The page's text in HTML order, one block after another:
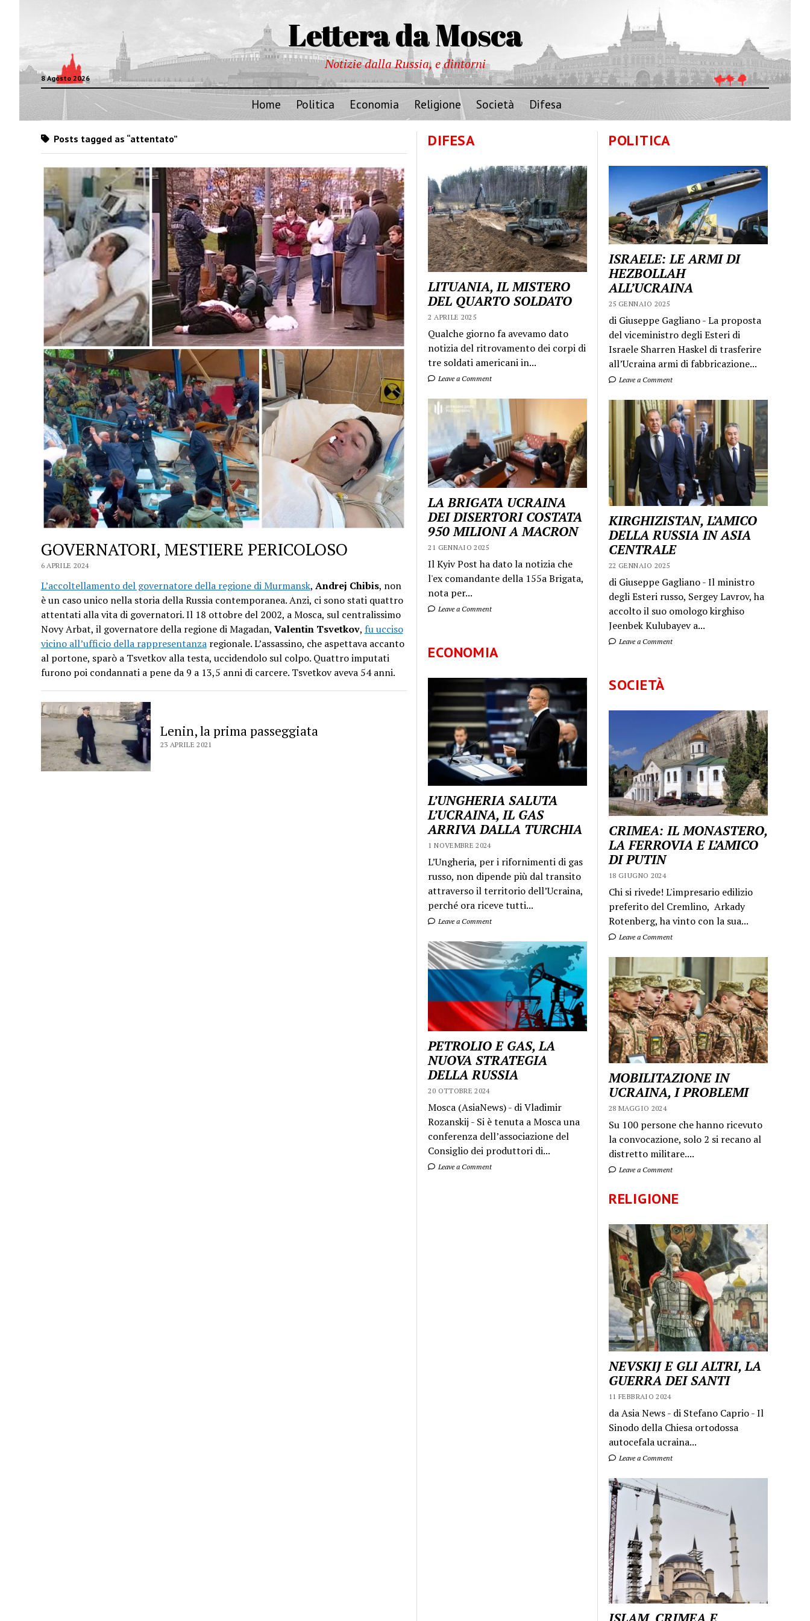
Lettera da Mosca
8 Agosto 2026
Notizie dalla Russia, e dintorni
Home Politica Economia Religione Società Difesa
POLITICA
ISRAELE: LE ARMI DI
HEZBOLLAH
ALL’UCRAINA
25 GENNAIO 2025
di Giuseppe Gagliano - La proposta
del viceministro degli Esteri di
Israele Sharren Haskel di trasferire
all’Ucraina armi di fabbricazione...
Leave a Comment
KIRGHIZISTAN, L’AMICO
DELLA RUSSIA IN ASIA
CENTRALE
22 GENNAIO 2025
di Giuseppe Gagliano - Il ministro
degli Esteri russo, Sergey Lavrov, ha
accolto il suo omologo kirghiso
Jeenbek Kulubayev a...
Leave a Comment
SOCIETÀ
CRIMEA: IL MONASTERO,
LA FERROVIA E L’AMICO
DI PUTIN
18 GIUGNO 2024
Chi si rivede! L'impresario edilizio
preferito del Cremlino, Arkady
Rotenberg, ha vinto con la sua...
Leave a Comment
MOBILITAZIONE IN
UCRAINA, I PROBLEMI
28 MAGGIO 2024
Su 100 persone che hanno ricevuto
la convocazione, solo 2 si recano al
distretto militare....
Leave a Comment
RELIGIONE
NEVSKIJ E GLI ALTRI, LA
GUERRA DEI SANTI
11 FEBBRAIO 2024
da Asia News - di Stefano Caprio - Il
Sinodo della Chiesa ortodossa
autocefala ucraina...
Leave a Comment
Posts tagged as “attentato”
GOVERNATORI, MESTIERE PERICOLOSO
6 APRILE 2024
L’accoltellamento del governatore della regione di Murmansk, Andrej Chibis, non
è un caso unico nella storia della Russia contemporanea. Anzi, ci sono stati quattro
attentati alla vita di governatori. Il 18 ottobre del 2002, a Mosca, sul centralissimo
Novy Arbat, il governatore della regione di Magadan, Valentin Tsvetkov, fu ucciso
vicino all’ufficio della rappresentanzaregionale. L’assassino, che aspettava accanto
al portone, sparò a Tsvetkov alla testa, uccidendolo sul colpo. Quattro imputati
furono poi condannati a pene da 9 a 13,5 anni di carcere. Tsvetkov aveva 54 anni.
Lenin, la prima passeggiata
23 APRILE 2021
DIFESA
LITUANIA, IL MISTERO
DEL QUARTO SOLDATO
2 APRILE 2025
Qualche giorno fa avevamo dato
notizia del ritrovamento dei corpi di
tre soldati americani in...
Leave a Comment
LA BRIGATA UCRAINA
DEI DISERTORI COSTATA
950 MILIONI A MACRON
21 GENNAIO 2025
Il Kyiv Post ha dato la notizia che
l'ex comandante della 155a Brigata,
nota per...
Leave a Comment
ECONOMIA
L’UNGHERIA SALUTA
L’UCRAINA, IL GAS
ARRIVA DALLA TURCHIA
1 NOVEMBRE 2024
L’Ungheria, per i rifornimenti di gas
russo, non dipende più dal transito
attraverso il territorio dell’Ucraina,
perché ora riceve tutti...
Leave a Comment
PETROLIO E GAS, LA
NUOVA STRATEGIA
DELLA RUSSIA
20 OTTOBRE 2024
Mosca (AsiaNews) - di Vladimir
Rozanskij - Si è tenuta a Mosca una
conferenza dell’associazione del
Consiglio dei produttori di...
Leave a Comment